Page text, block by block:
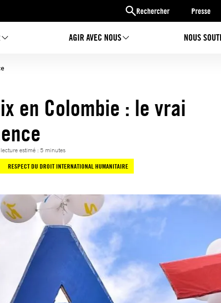
Rechercher Presse
AGIR AVEC NOUS NOUS
en Colombie : le vrai
estimé : 5 minutes
RESPECT DU DROIT INTERNATIONAL HUMANITAIRE